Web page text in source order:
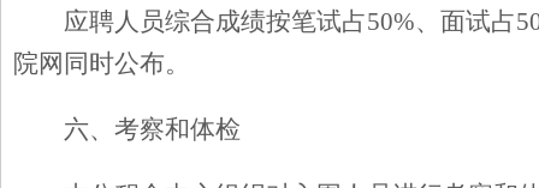
应聘人员综合成绩按笔试占50%、面试占
院网同时公布。
六、考察和体检